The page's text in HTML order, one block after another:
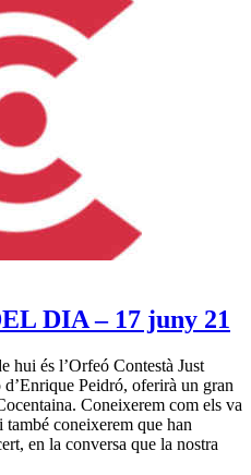
DIA – 17 juny 21
hui és l’Orfeó Contestà Just
Peidró, oferirà un gran
Coneixerem com els va
també coneixerem que han
en la conversa que la nostra